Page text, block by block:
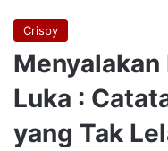
Crispy
Menyalakan
Luka :
yang Tak